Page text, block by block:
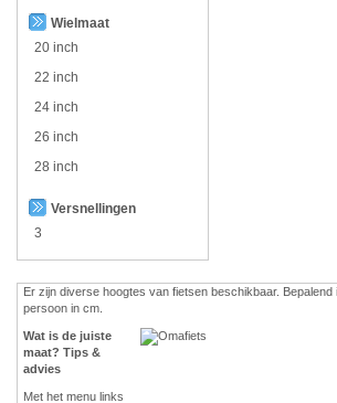
Wielmaat
20 inch
22 inch
24 inch
26 inch
28 inch
Versnellingen
3
Er zijn diverse hoogtes van fietsen beschikbaar. Bepalend
persoon in cm.
Wat is de juiste
maat? Tips &
advies
Met het menu links